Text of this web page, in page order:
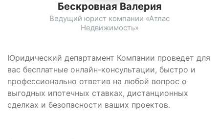
Юридический департамент Компании проведет для
вас бесплатные онлайн-консультации, быстро и
профессионально ответив на любой вопрос о
выгодных ипотечных ставках, дистанционных
сделках и безопасности ваших проектов.
Бескровная Валерия
Ведущий юрист компании «Атлас
Недвижимость»